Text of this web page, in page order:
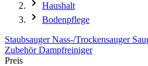
Haushalt
Bodenpflege
StaubsaugerNass-/Trockensauger
ZubehörDampfreiniger
Preis